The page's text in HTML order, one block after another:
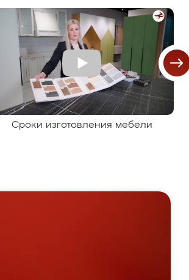
Сроки изготовления мебели